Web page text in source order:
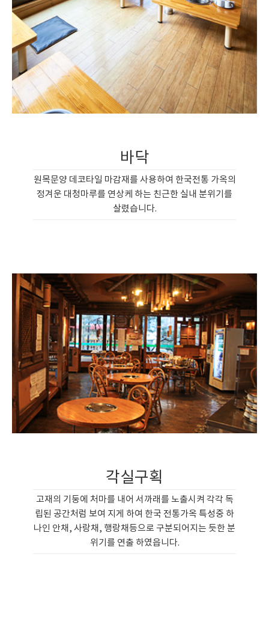
바닥
원목문양 데코타일 마감재를 사용하여 한국전통 가옥의
정겨운 대청마루를 연상케 하는 친근한 실내 분위기를
살렸습니다.
각실구획
고재의 기둥에 처마를 내어 서까래를 노출시켜 각각 독
립된 공간처럼 보여 지게 하여 한국 전통가옥 특성중 하
나인 안채, 사랑채, 행랑채등으로 구분되어지는 듯한 분
위기를 연출 하였읍니다.